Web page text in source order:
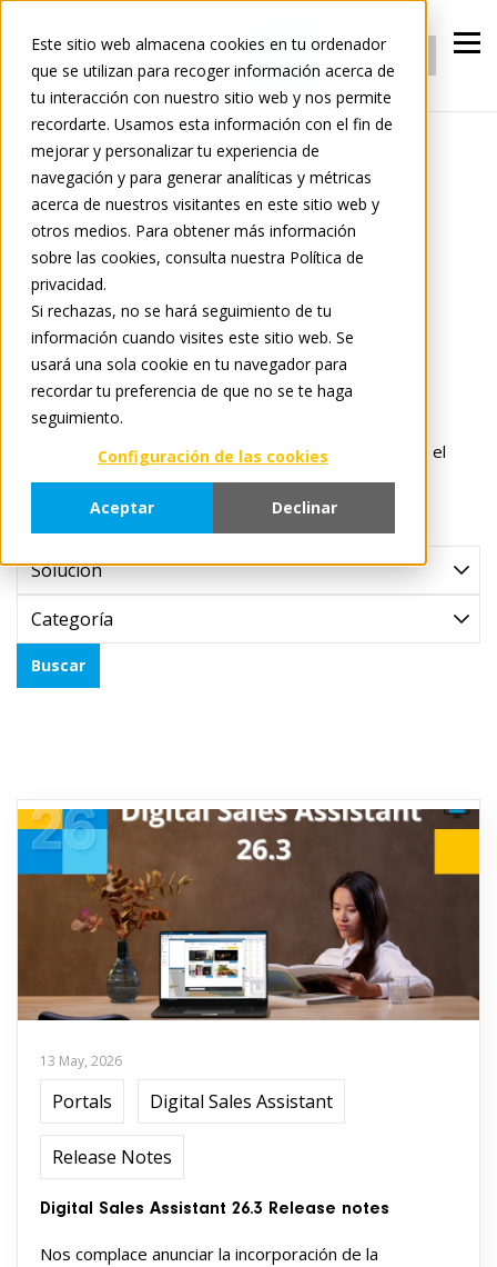
Este sitio web almacena cookies en tu ordenador
que se utilizan para recoger información acerca de
tu interacción con nuestro sitio web y nos permite
recordarte. Usamos esta información con el fin de
mejorar y personalizar tu experiencia de
navegación y para generar analíticas y métricas
acerca de nuestros visitantes en este sitio web y
otros medios. Para obtener más información
sobre las cookies, consulta nuestra Política de
privacidad.
Si rechazas, no se hará seguimiento de tu
información cuando visites este sitio web. Se
usará una sola cookie en tu navegador para
recordar tu preferencia de que no se te haga
seguimiento.
Configuración de las cookies
Aceptar Declinar
Iniciar
sesión
Registrarse
Tradelog
Tradelog
Manténgase informado con las últimas novedades de
información sobre el sector. Descubra cómo estamos
evolucionando nuestra plataforma, forjando nuevas
asociaciones e impulsando la transformación digital en el
panorama minorista y manufacturero.
Solución
Categoría
Buscar
13 May, 2026
Portals Digital Sales Assistant
Release Notes
Digital Sales Assistant 26.3 Release notes
Nos complace anunciar la incorporación de la